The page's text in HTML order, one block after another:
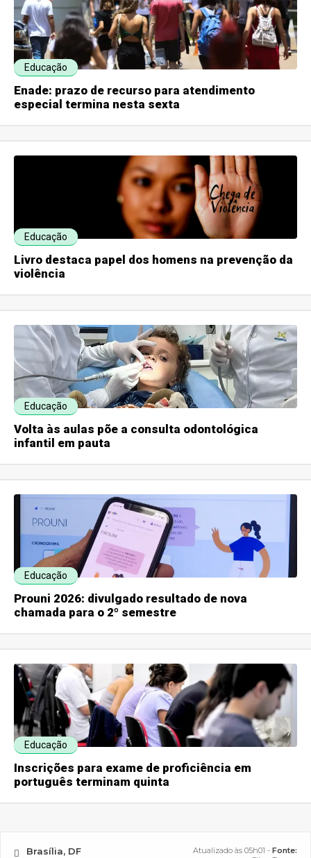
Educação
Enade: prazo de recurso para atendimento
especial termina nesta sexta
Educação
Livro destaca papel dos homens na prevenção da
violência
Educação
Volta às aulas põe a consulta odontológica
infantil em pauta
Educação
Prouni 2026: divulgado resultado de nova
chamada para o 2º semestre
Educação
Inscrições para exame de proficiência em
português terminam quinta
Brasília, DF Atualizado às 05h01 - Fonte: